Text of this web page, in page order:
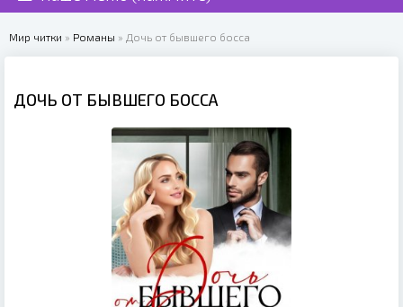
Мир читки » Романы » Дочь от бывшего босса
ДОЧЬ ОТ БЫВШЕГО БОССА